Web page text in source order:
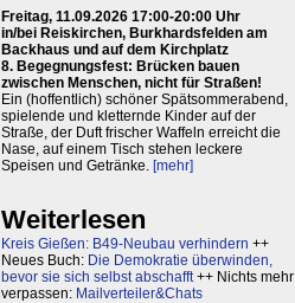
Freitag, 11.09.2026 17:00-20:00 Uhr
in/bei Reiskirchen, Burkhardsfelden am
Backhaus und auf dem Kirchplatz
8. Begegnungsfest: Brücken bauen
zwischen Menschen, nicht für Straßen!
Ein (hoffentlich) schöner Spätsommerabend,
spielende und kletternde Kinder auf der
Straße, der Duft frischer Waffeln erreicht die
Nase, auf einem Tisch stehen leckere
Speisen und Getränke. [mehr]
Weiterlesen
Kreis Gießen: B49-Neubau verhindern ++
Neues Buch: Die Demokratie überwinden,
bevor sie sich selbst abschafft++ Nichts mehr
verpassen: Mailverteiler&Chats